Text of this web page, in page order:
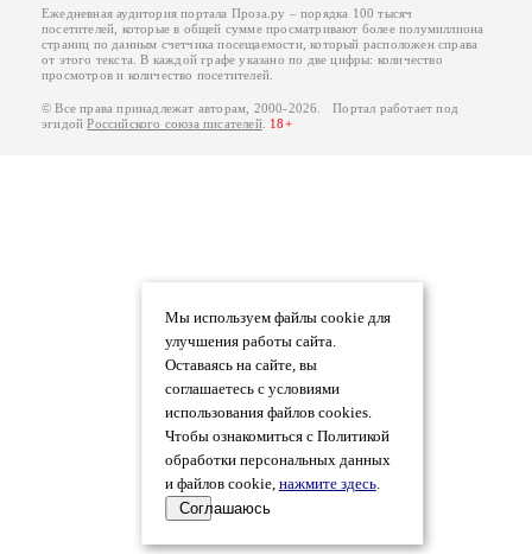
Мы используем файлы cookie для
улучшения работы сайта.
Оставаясь на сайте, вы
соглашаетесь с условиями
использования файлов cookies.
Чтобы ознакомиться с Политикой
обработки персональных данных
и файлов cookie, нажмите здесь.
Соглашаюсь
Ежедневная аудитория портала Проза.ру – порядка 100 тысяч
посетителей, которые в общей сумме просматривают более полумиллиона
страниц по данным счетчика посещаемости, который расположен справа
от этого текста. В каждой графе указано по две цифры: количество
просмотров и количество посетителей.
© Все права принадлежат авторам, 2000-2026. Портал работает под
эгидойРоссийского союза писателей. 18+